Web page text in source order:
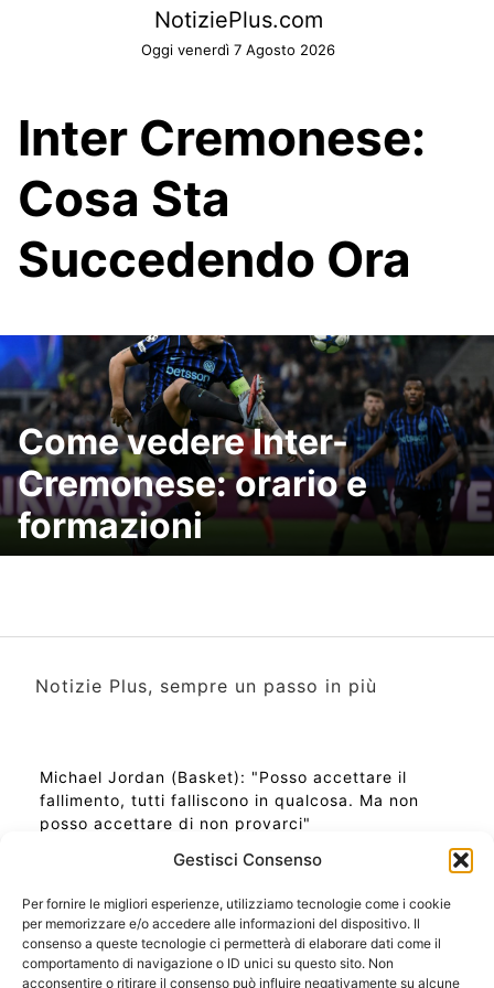
Gestisci Consenso
Per fornire le migliori esperienze, utilizziamo tecnologie come i cookie
per memorizzare e/o accedere alle informazioni del dispositivo. Il
consenso a queste tecnologie ci permetterà di elaborare dati come il
comportamento di navigazione o ID unici su questo sito. Non
acconsentire o ritirare il consenso può influire negativamente su alcune
NotiziePlus.com
Oggi venerdì 7 Agosto 2026
Inter Cremonese:
Cosa Sta
Succedendo Ora
Come vedere Inter-
Cremonese: orario e
formazioni
Notizie Plus, sempre un passo in più
Michael Jordan (Basket): "Posso accettare il
fallimento, tutti falliscono in qualcosa. Ma non
posso accettare di non provarci"
Ora Esatta in Italia in questo momento
Ti Senti Strano Ultimamente? Potrebbe Essere per
la Risonanza di Schumann